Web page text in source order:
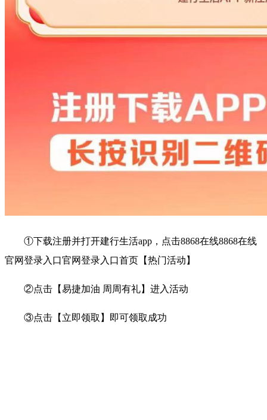
①下载注册并打开建行生活app，点击8868在线8868在线
官网登录入口官网登录入口首页【热门活动】
②点击【易捷加油 周周有礼】进入活动
③点击【立即领取】即可领取成功